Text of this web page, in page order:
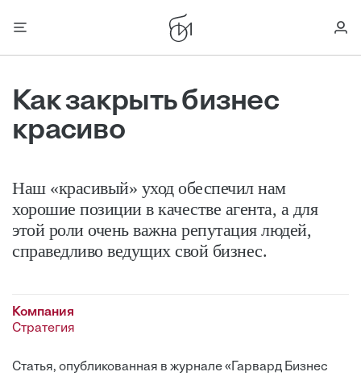
Как закрыть бизнес
красиво
Наш «красивый» уход обеспечил нам
хорошие позиции в качестве агента, а для
этой роли очень важна репутация людей,
справедливо ведущих свой бизнес.
Компания
Стратегия
Статья, опубликованная в журнале «Гарвард Бизнес